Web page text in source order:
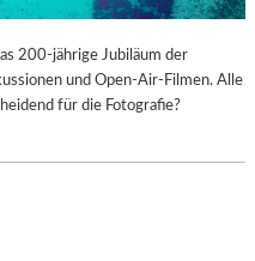
200-jährige Jubiläum der
und Open-Air-Filmen. Alle
für die Fotografie?